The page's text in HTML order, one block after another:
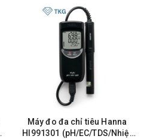
Máy đo đa chỉ tiêu Hanna
HI991301 (pH/EC/TDS/Nhiệt